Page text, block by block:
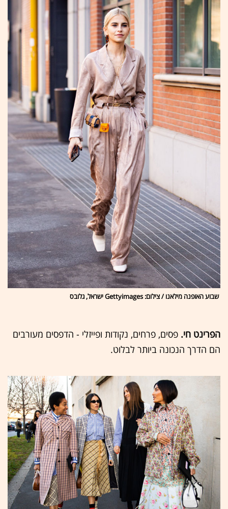
שבוע האופנה מילאנו / צילום: Gettyimages ישראל, גלובס
הפרינט חי. פסים, פרחים, נקודות ופייזלי - הדפסים מעורבים
הם הדרך הנכונה ביותר לבלוט.